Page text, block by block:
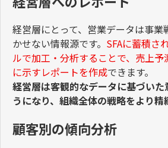
経営層にとって、営業データは事業
かせない情報源です。 SFAに蓄積さ
ルで加工・分析することで、売上
に示すレポートを作成できます。
経営層は客観的なデータに基づい
うになり、組織全体の戦略をより精
顧客別の傾向分析